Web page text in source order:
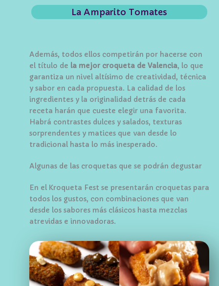
La Amparito Tomates
Además, todos ellos competirán por hacerse con
el título de la mejor croqueta de Valencia, lo que
garantiza un nivel altísimo de creatividad, técnica
y sabor en cada propuesta. La calidad de los
ingredientes y la originalidad detrás de cada
receta harán que cueste elegir una favorita.
Habrá contrastes dulces y salados, texturas
sorprendentes y matices que van desde lo
tradicional hasta lo más inesperado.
Algunas de las croquetas que se podrán degustar
En el Kroqueta Fest se presentarán croquetas para
todos los gustos, con combinaciones que van
desde los sabores más clásicos hasta mezclas
atrevidas e innovadoras.